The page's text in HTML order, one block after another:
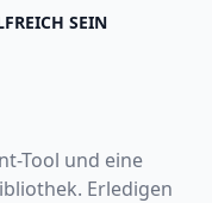
SEIN
Tool und eine
Erledigen